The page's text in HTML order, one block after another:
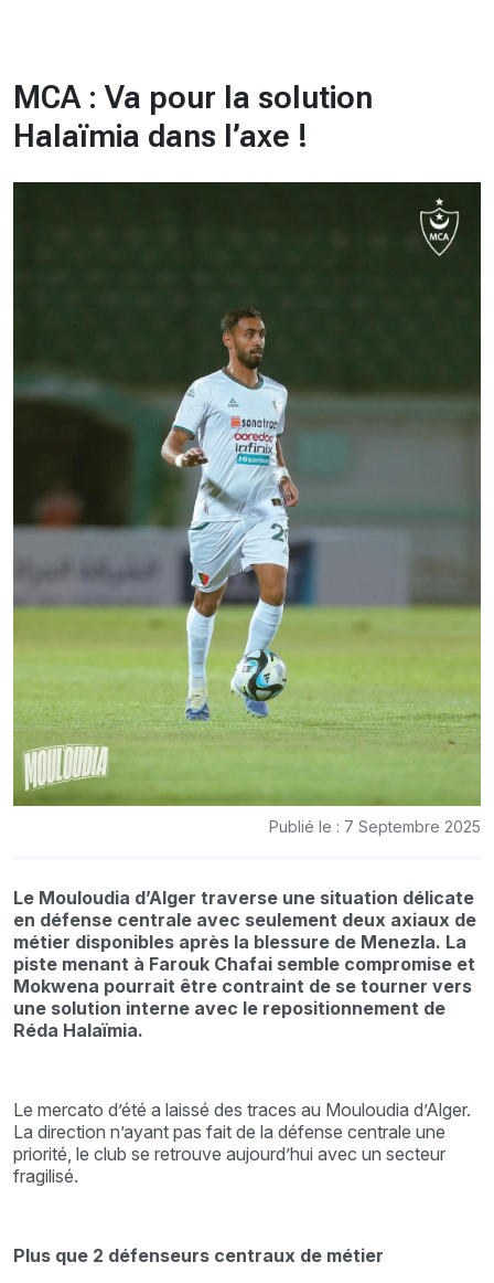
MCA : Va pour la solution
Halaïmia dans l’axe !
Publié le : 7 Septembre 2025
Le Mouloudia d’Alger traverse une situation délicate
en défense centrale avec seulement deux axiaux de
métier disponibles après la blessure de Menezla. La
piste menant à Farouk Chafai semble compromise et
Mokwena pourrait être contraint de se tourner vers
une solution interne avec le repositionnement de
Réda Halaïmia.
Le mercato d’été a laissé des traces au Mouloudia d’Alger.
La direction n’ayant pas fait de la défense centrale une
priorité, le club se retrouve aujourd’hui avec un secteur
fragilisé.
Plus que 2 défenseurs centraux de métier